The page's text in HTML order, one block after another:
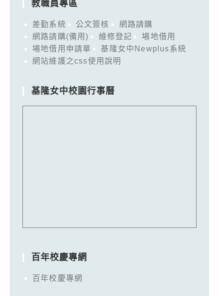
教職員專區
差勤系統 公文簽核
網路請購
網路請購(備用)
維修登記
場地借用
場地借用申請單
基隆女中Newplus系統
網站維護之css使用說明
基隆女中校園行事曆
百年校慶專網
百年校慶專網